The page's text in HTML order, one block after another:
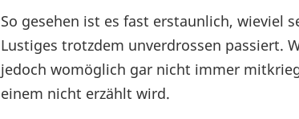
So gesehen ist es fast erstaunlich, wieviel
Lustiges trotzdem unverdrossen passiert.
jedoch womöglich gar nicht immer
einem nicht erzählt wird.